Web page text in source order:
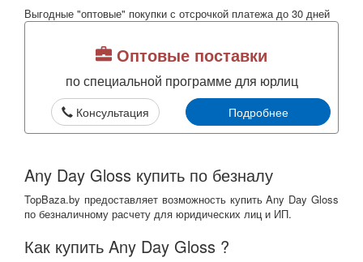
Выгодные "оптовые" покупки с отсрочкой платежа до 30 дней
Оптовые поставки
по специальной программе для юрлиц
Консультация Подробнее
Any Day Gloss купить по безналу
TopBaza.by предоставляет возможность купить Any Day Gloss
по безналичному расчету для юридических лиц и ИП.
Как купить Any Day Gloss ?